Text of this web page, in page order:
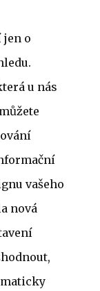
jen o
u nás
vašeho
nová